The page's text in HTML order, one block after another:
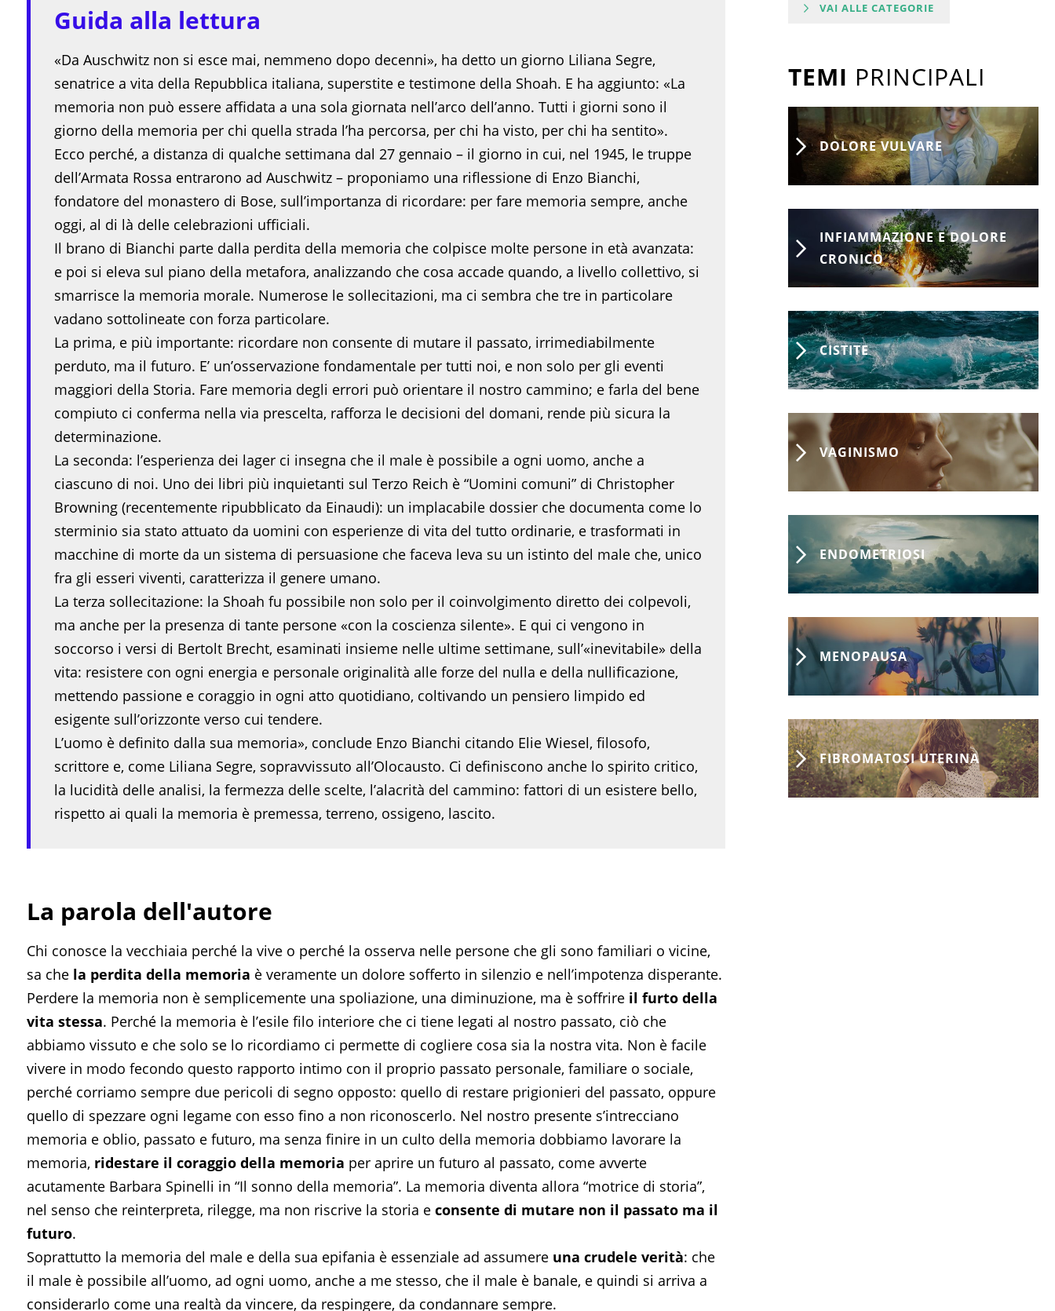
Guida alla lettura
«Da Auschwitz non si esce mai, nemmeno dopo decenni», ha detto un giorno Liliana Segre,
senatrice a vita della Repubblica italiana, superstite e testimone della Shoah. E ha aggiunto: «La
memoria non può essere affidata a una sola giornata nell’arco dell’anno. Tutti i giorni sono il
giorno della memoria per chi quella strada l’ha percorsa, per chi ha visto, per chi ha sentito».
Ecco perché, a distanza di qualche settimana dal 27 gennaio – il giorno in cui, nel 1945, le truppe
dell’Armata Rossa entrarono ad Auschwitz – proponiamo una riflessione di Enzo Bianchi,
fondatore del monastero di Bose, sull’importanza di ricordare: per fare memoria sempre, anche
oggi, al di là delle celebrazioni ufficiali.
Il brano di Bianchi parte dalla perdita della memoria che colpisce molte persone in età avanzata:
e poi si eleva sul piano della metafora, analizzando che cosa accade quando, a livello collettivo, si
smarrisce la memoria morale. Numerose le sollecitazioni, ma ci sembra che tre in particolare
vadano sottolineate con forza particolare.
La prima, e più importante: ricordare non consente di mutare il passato, irrimediabilmente
perduto, ma il futuro. E’ un’osservazione fondamentale per tutti noi, e non solo per gli eventi
maggiori della Storia. Fare memoria degli errori può orientare il nostro cammino; e farla del bene
compiuto ci conferma nella via prescelta, rafforza le decisioni del domani, rende più sicura la
determinazione.
La seconda: l’esperienza dei lager ci insegna che il male è possibile a ogni uomo, anche a
ciascuno di noi. Uno dei libri più inquietanti sul Terzo Reich è “Uomini comuni” di Christopher
Browning (recentemente ripubblicato da Einaudi): un implacabile dossier che documenta come lo
sterminio sia stato attuato da uomini con esperienze di vita del tutto ordinarie, e trasformati in
macchine di morte da un sistema di persuasione che faceva leva su un istinto del male che, unico
fra gli esseri viventi, caratterizza il genere umano.
La terza sollecitazione: la Shoah fu possibile non solo per il coinvolgimento diretto dei colpevoli,
ma anche per la presenza di tante persone «con la coscienza silente». E qui ci vengono in
soccorso i versi di Bertolt Brecht, esaminati insieme nelle ultime settimane, sull’«inevitabile» della
vita: resistere con ogni energia e personale originalità alle forze del nulla e della nullificazione,
mettendo passione e coraggio in ogni atto quotidiano, coltivando un pensiero limpido ed
esigente sull’orizzonte verso cui tendere.
L’uomo è definito dalla sua memoria», conclude Enzo Bianchi citando Elie Wiesel, filosofo,
scrittore e, come Liliana Segre, sopravvissuto all’Olocausto. Ci definiscono anche lo spirito critico,
la lucidità delle analisi, la fermezza delle scelte, l’alacrità del cammino: fattori di un esistere bello,
rispetto ai quali la memoria è premessa, terreno, ossigeno, lascito.
La parola dell'autore
Chi conosce la vecchiaia perché la vive o perché la osserva nelle persone che gli sono familiari o vicine,
sa che la perdita della memoria è veramente un dolore sofferto in silenzio e nell’impotenza disperante.
Perdere la memoria non è semplicemente una spoliazione, una diminuzione, ma è soffrire il furto della
vita stessa. Perché la memoria è l’esile filo interiore che ci tiene legati al nostro passato, ciò che
abbiamo vissuto e che solo se lo ricordiamo ci permette di cogliere cosa sia la nostra vita. Non è facile
vivere in modo fecondo questo rapporto intimo con il proprio passato personale, familiare o sociale,
perché corriamo sempre due pericoli di segno opposto: quello di restare prigionieri del passato, oppure
quello di spezzare ogni legame con esso fino a non riconoscerlo. Nel nostro presente s’intrecciano
memoria e oblio, passato e futuro, ma senza finire in un culto della memoria dobbiamo lavorare la
memoria, ridestare il coraggio della memoria per aprire un futuro al passato, come avverte
acutamente Barbara Spinelli in “Il sonno della memoria”. La memoria diventa allora “motrice di storia”,
nel senso che reinterpreta, rilegge, ma non riscrive la storia e consente di mutare non il passato ma il
futuro.
Soprattutto la memoria del male e della sua epifania è essenziale ad assumere una crudele verità: che
il male è possibile all’uomo, ad ogni uomo, anche a me stesso, che il male è banale, e quindi si arriva a
considerarlo come una realtà da vincere, da respingere, da condannare sempre.
VAI ALLE CATEGORIE
TEMI PRINCIPALI
DOLORE VULVARE
INFIAMMAZIONE E DOLORE
CRONICO
CISTITE
VAGINISMO
ENDOMETRIOSI
MENOPAUSA
FIBROMATOSI UTERINA